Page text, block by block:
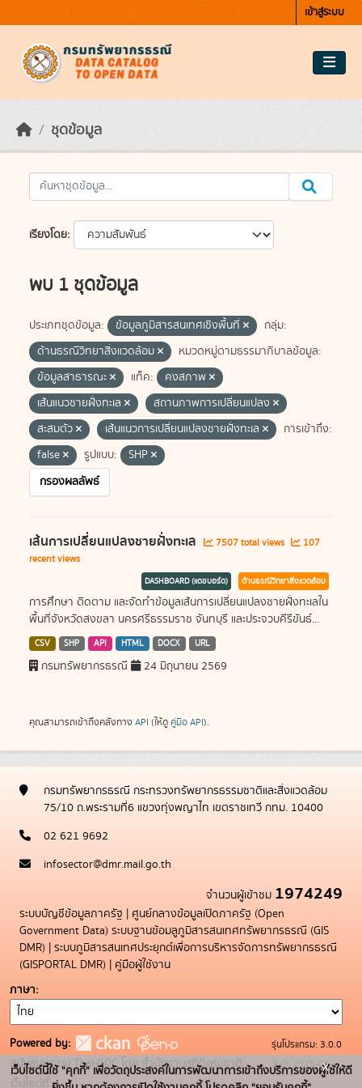
เข้าสู่ระบบ
ชุดข้อมูล
เรียงโดย
พบ 1 ชุดข้อมูล
ประเภทชุดข้อมูล: ข้อมูลภูมิสารสนเทศเชิงพื้นที่
กลุ่ม:
ด้านธรณีวิทยาสิ่งแวดล้อม
หมวดหมู่ตามธรรมาภิบาลข้อมูล:
ข้อมูลสาธารณะ
แท็ค:
คงสภาพ
เส้นแนวชายฝั่งทะเล
สถานภาพการเปลี่ยนแปลง
สะสมตัว
เส้นแนวการเปลี่ยนแปลงชายฝั่งทะเล
การเข้าถึง:
false
รูปแบบ:
SHP
กรองผลลัพธ์
เส้นการเปลี่ยนแปลงชายฝั่งทะเล 7507 total views
107
recent views
DASHBOARD (แดชบอร์ด) ด้านธรณีวิทยาสิ่งแวดล้อม
การศึกษา ติดตาม และจัดทำข้อมูลเส้นการเปลี่ยนแปลงชายฝั่งทะเลใน
พื้นที่จังหวัดสงขลา นครศรีธรรมราช จันทบุรี และประจวบคีรีขันธ์...
CSV SHP API HTML DOCX URL
กรมทรัพยากรธรณี 24 มิถุนายน 2569
คุณสามารถเข้าถึงคลังทาง API (ให้ดู คู่มือ API).
กรมทรัพยากรธรณี กระทรวงทรัพยากรธรรมชาติและสิ่งแวดล้อม
75/10 ถ.พระรามที่6 แขวงทุ่งพญาไท เขตราชเทวี กทม. 10400
02 621 9692
infosector@dmr.mail.go.th
จำนวนผู้เข้าชม 1974249
ระบบบัญชีข้อมูลภาครัฐ | ศูนย์กลางข้อมูลเปิดภาครัฐ (Open
Government Data) ระบบฐานข้อมลูภูมิสารสนเทศทรัพยากรธรณี (GIS
DMR) | ระบบภูมิสารสนเทศประยุกต์เพื่อการบริหารจัดการทรัพยากรธรณี
(GISPORTAL DMR) | คู่มือผู้ใช้งาน
ภาษา
Powered by:
สนับสนุนระบบ Thai-GDC โดย สำนักงานสถิติแห่งชาติ
เว็บไซต์ที่
รุ่นโปรแกรม: 3.0.0
วันที่: 2025-05-
เว็บไซต์นี้ใช้ "คุกกี้" เพื่อวัตถุประสงค์ในการพัฒนาการเข้าถึงบริการของผู้ใช้ให้ดี
x